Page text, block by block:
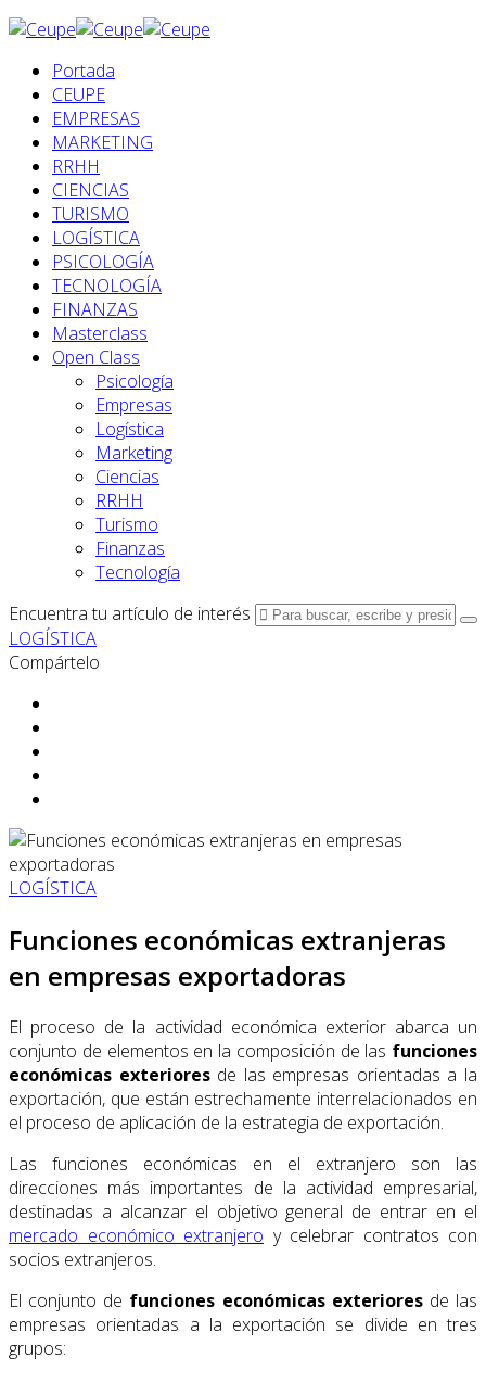
Portada
CEUPE
EMPRESAS
MARKETING
RRHH
CIENCIAS
TURISMO
LOGÍSTICA
PSICOLOGÍA
TECNOLOGÍA
FINANZAS
Masterclass
Open Class
Psicología
Empresas
Logística
Marketing
Ciencias
RRHH
Turismo
Finanzas
Tecnología
Encuentra tu artículo de interés
LOGÍSTICA
Compártelo
LOGÍSTICA
Funciones económicas extranjeras
en empresas exportadoras
El proceso de la actividad económica exterior abarca un
conjunto de elementos en la composición de las funciones
económicas exterioresde las empresas orientadas a la
exportación, que están estrechamente interrelacionados en
el proceso de aplicación de la estrategia de exportación.
Las funciones económicas en el extranjero son las
direcciones más importantes de la actividad empresarial,
destinadas a alcanzar el objetivo general de entrar en el
mercado económico extranjero y celebrar contratos con
socios extranjeros.
El conjunto de funciones económicas exterioresde las
empresas orientadas a la exportación se divide en tres
grupos: